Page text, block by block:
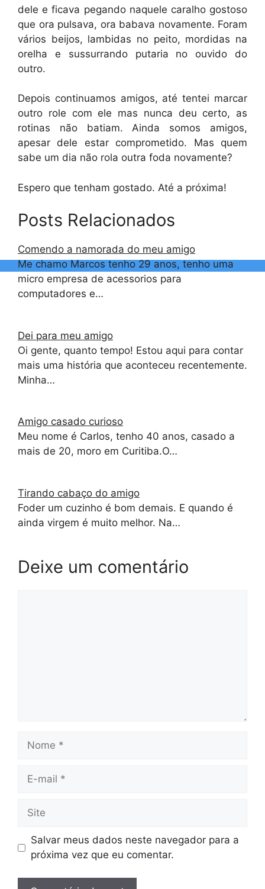
dele e ficava pegando naquele caralho gostoso
que ora pulsava, ora babava novamente. Foram
vários beijos, lambidas no peito, mordidas na
orelha e sussurrando putaria no ouvido do
outro.
Depois continuamos amigos, até tentei marcar
outro role com ele mas nunca deu certo, as
rotinas não batiam. Ainda somos amigos,
apesar dele estar comprometido. Mas quem
sabe um dia não rola outra foda novamente?
Espero que tenham gostado. Até a próxima!
Posts Relacionados
Comendo a namorada do meu amigo
Me chamo Marcos tenho 29 anos, tenho uma
micro empresa de acessorios para
computadores e…
Dei para meu amigo
Oi gente, quanto tempo! Estou aqui para contar
mais uma história que aconteceu recentemente.
Minha…
Amigo casado curioso
Meu nome é Carlos, tenho 40 anos, casado a
mais de 20, moro em Curitiba.O…
Tirando cabaço do amigo
Foder um cuzinho é bom demais. E quando é
ainda virgem é muito melhor. Na…
Deixe um comentário
Nome
Site
Salvar meus dados neste navegador para a
próxima vez que eu comentar.